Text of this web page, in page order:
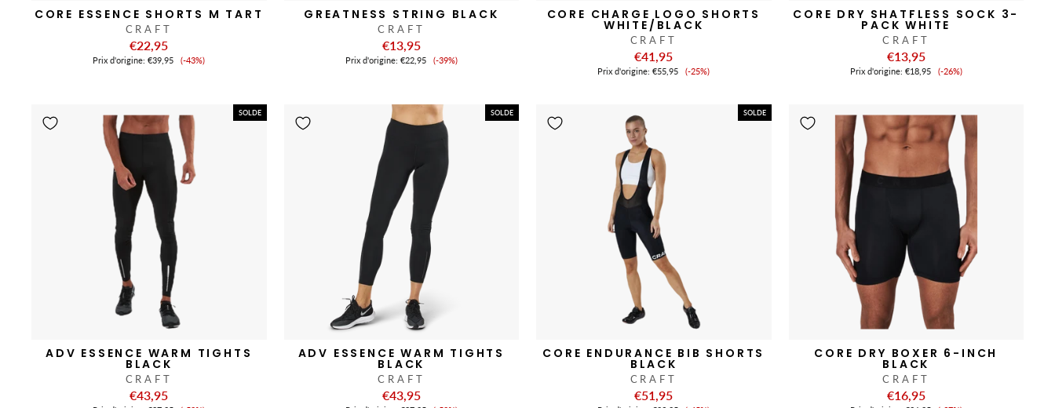
CORE ESSENCE SHORTS M TART
CRAFT
€22,95
Prix ​​d'origine:€39,95
Prix
(-43%)
GREATNESS STRING BLACK
CRAFT
€13,95
Prix ​​d'origine: €22,95
Prix
(-39%)
CORE CHARGE LOGO SHORTS
WHITE/BLACK
CRAFT
€41,95
Prix ​​d'origine:€55,95
Prix
(-25%)
CORE DRY SHATFLESS SOCK 3-
PACK WHITE
CRAFT
€13,95
Prix ​​d'origine: €18,95
Prix
(-26%)
SOLDE
ADV ESSENCE WARM TIGHTS
BLACK
CRAFT
€43,95
SOLDE
ADV ESSENCE WARM TIGHTS
BLACK
CRAFT
€43,95
SOLDE
CORE ENDURANCE BIB SHORTS
BLACK
CRAFT
€51,95
CORE DRY BOXER 6-INCH
BLACK
CRAFT
€16,95